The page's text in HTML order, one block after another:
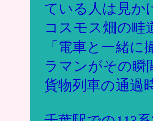
ている人は見か
コスモス畑の畦
「電車と一緒
ラマンがその瞬
貨物列車の通過